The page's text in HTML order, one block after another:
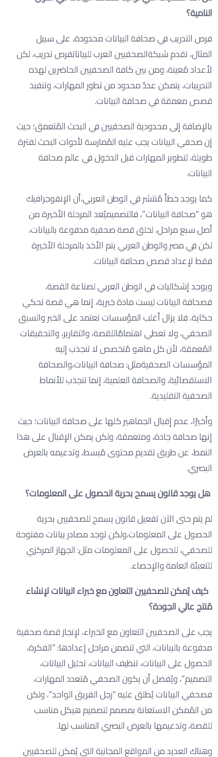
النامية؟
فرص التدريب في صحافة البيانات محدودة، على سبيل
المثال، تقدم شبكةالصحفيين العرب للبياناتفرص تدريب، لكن
لأعداد مُعينة، ومن بين كافة الصحفيين الحاضرين لهذه
التدريبات، يتمكن عددٌ محدود من تطور المهارات، وتنفيذ
قصص معمقة في صحافة البيانات.
بالإضافة إلى محدودية الصحفيين في البحث المُتعمق؛ حيث
إن صحفي البيانات يجب عليه المُمارسة لأدوات البحث لفترة
طويلة، لتطوير المهارات قبل الدخول في عالم صحافة
البيانات.
كما يوجد خطأ مُنتشر في الوطن العربي،أن الإنفوجرافيك
هو “صحافة البيانات”، فالتصميميُعد المرحلة الأخيرة من
أصل سبع مراحل، لخلق قصة صحفية مدفوعة بالبيانات،
لكن في مصر والوطن العربي يتم الأخذ بالمرحلة الأخيرة
فقط لإعداد قصص صحافة البيانات.
ويوجد إشكاليات في الوطن العربي لصناعة القصة،
فصحافة البيانات ليست مادة خبرية، إنما هي قصة تحكي
حكاية، فلا يزال أغلب المؤسسات تعتمد على الخبر والسبق
الصحفي، ولا تعطي اهتمامًاللقصة، والتقارير، والتحقيقات
المُعمقة، لأن كل ماهو مُتخصص لا تنجذب إليه
المؤسسات الصحفيةمثل: صحافة البيانات،والصحافة
الاستقصائية، والصحافة العلمية، إنما تنجذب للأنماط
الصحفية التقليدية.
وأخيرًا، عدم إقبال الجماهير كلها على صحافة البيانات؛ حيث
إنها صحافة جادة، ومتعمقة، ولكن يمكن الإقبال على هذا
النمط، عن طريق تقديم محتوى مُبسط، وتدعيمه بالعرض
البصري.
هل يوجد قانون يسمح بحرية الحصول على المعلومات؟
لم يتم حتى الآن تفعيل قانون يسمح للصحفيين بحرية
الحصول على المعلومات،ولكن توجد مصادر بيانات مفتوحة
للصحفي، للحصول على المعلومات مثل: الجهاز المركزي
للتعبئة العامة والإحصاء.
كيف يُمكن للصحفيين التعاون مع خبراء البيانات لإنشاء
مُنتج عالي الجودة؟
يجب على الصحفيين التعاون مع الخبراء، لإنجاز قصة صحفية
مدفوعة بالبيانات، التي تتضمن مراحل إعدادها: “الفكرة،
الحصول على البيانات، تنظيف البيانات، تحليل البيانات،
التصميم”، ويُفضل أن يكون الصحفي مُتعدد المهارات،
فصحفي البيانات يُطلق عليه “رجل الفريق الواحد”، ولكن
من المُمكن الاستعانة بمصمم لتصميم هيكل مناسب
للقصة، وتدعيمها بالعرض البصري المناسب لها.
وهناك العديد من المواقع المجانية التي يُمكن للصحفيين